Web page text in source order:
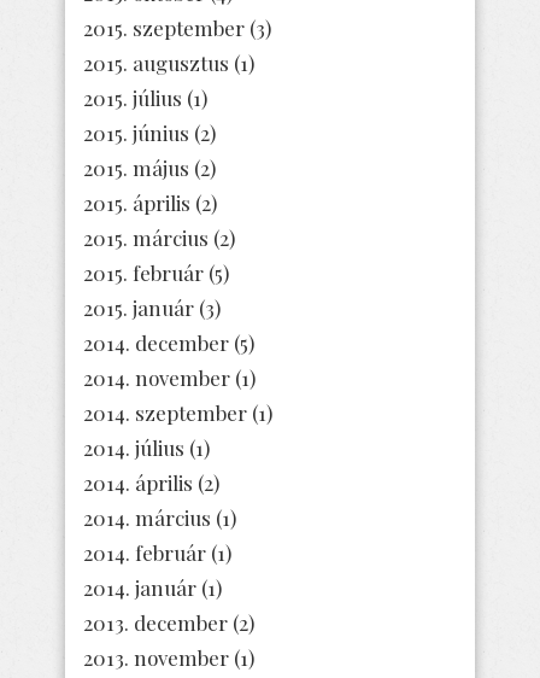
2015. szeptember (3)
2015. augusztus (1)
2015. július (1)
2015. június (2)
2015. május (2)
2015. április (2)
2015. március (2)
2015. február (5)
2015. január (3)
2014. december (5)
2014. november (1)
2014. szeptember (1)
2014. július (1)
2014. április (2)
2014. március (1)
2014. február (1)
2014. január (1)
2013. december (2)
2013. november (1)